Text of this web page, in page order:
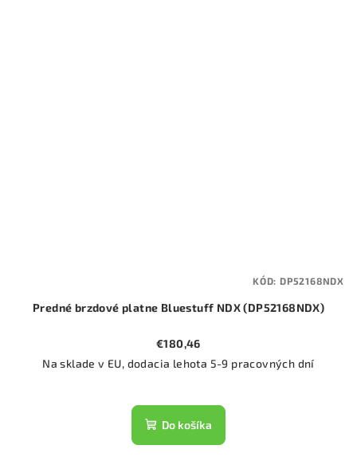
Predné brzdové platne Bluestuff NDX (DP52168NDX)
€180,46
Na sklade v EU, dodacia lehota 5-9 pracovných dní
Do košíka
KÓD: DP52168NDX